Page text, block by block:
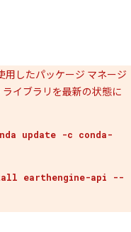
用したパッケージ マネージ
イブラリを最新の状態に
update -c conda-
earthengine-api --